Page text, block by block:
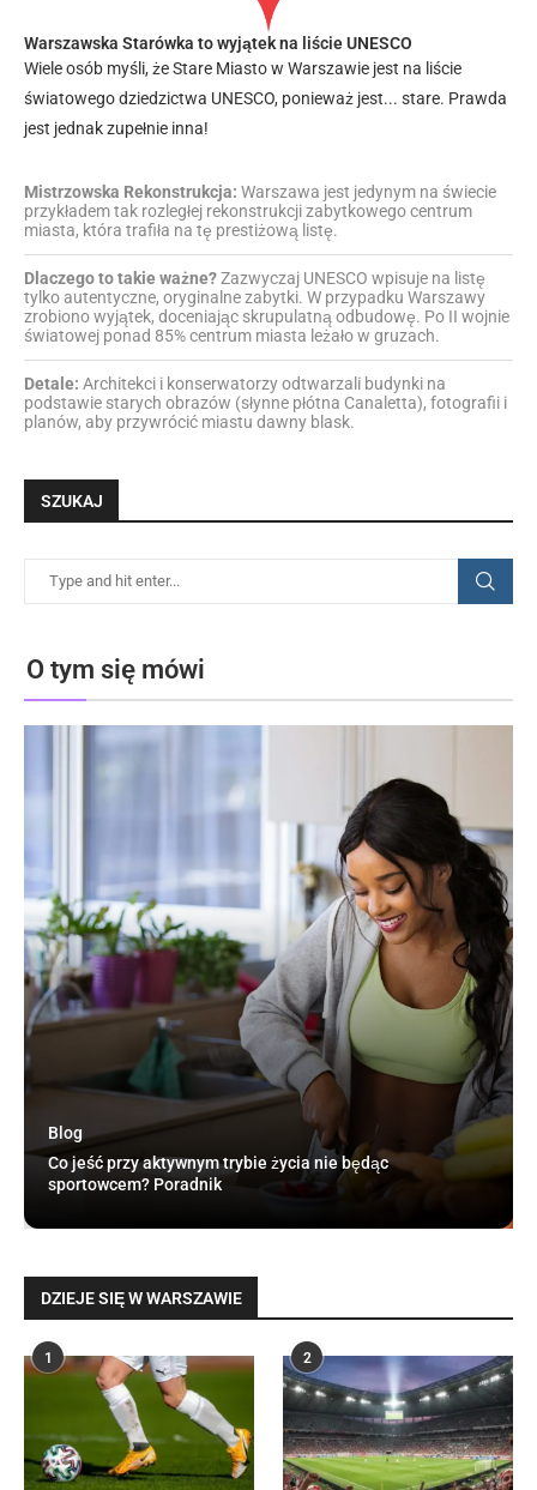
Warszawska Starówka to wyjątek na liście UNESCO
Wiele osób myśli, że Stare Miasto w Warszawie jest na liście
światowego dziedzictwa UNESCO, ponieważ jest... stare. Prawda
jest jednak zupełnie inna!
Mistrzowska Rekonstrukcja: Warszawa jest jedynym na świecie
przykładem tak rozległej rekonstrukcji zabytkowego centrum
miasta, która trafiła na tę prestiżową listę.
Dlaczego to takie ważne?Zazwyczaj UNESCO wpisuje na listę
tylko autentyczne, oryginalne zabytki. W przypadku Warszawy
zrobiono wyjątek, doceniając skrupulatną odbudowę. Po II wojnie
światowej ponad 85% centrum miasta leżało w gruzach.
Detale: Architekci i konserwatorzy odtwarzali budynki na
podstawie starych obrazów (słynne płótna Canaletta), fotografii i
planów, aby przywrócić miastu dawny blask.
SZUKAJ
O tym się mówi
Blog
Co jeść przy aktywnym trybie życia nie będąc
sportowcem? Poradnik
DZIEJE SIĘ W WARSZAWIE
1 2